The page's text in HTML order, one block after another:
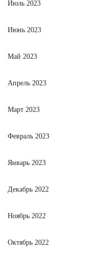
Июль 2023
Июнь 2023
Май 2023
Апрель 2023
Март 2023
Февраль 2023
Январь 2023
Декабрь 2022
Ноябрь 2022
Октябрь 2022